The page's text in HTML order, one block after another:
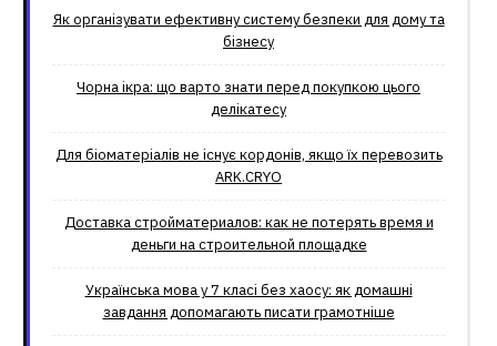
Як організувати ефективну систему безпеки для дому та
бізнесу
Чорна ікра: що варто знати перед покупкою цього
делікатесу
Для біоматеріалів не існує кордонів, якщо їх перевозить
ARK.CRYO
Доставка стройматериалов: как не потерять время и
деньги на строительной площадке
Українська мова у 7 класі без хаосу: як домашні
завдання допомагають писати грамотніше